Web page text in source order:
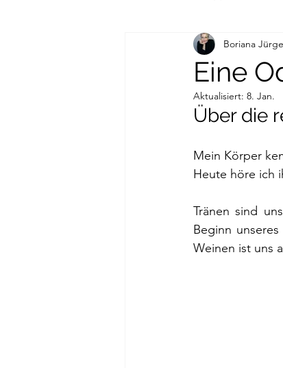
Eine
Boriana
Aktualisiert: 8. Jan.
Über die
Mein Körper
Heute höre ich
Tränen sind
Beginn
Weinen ist uns